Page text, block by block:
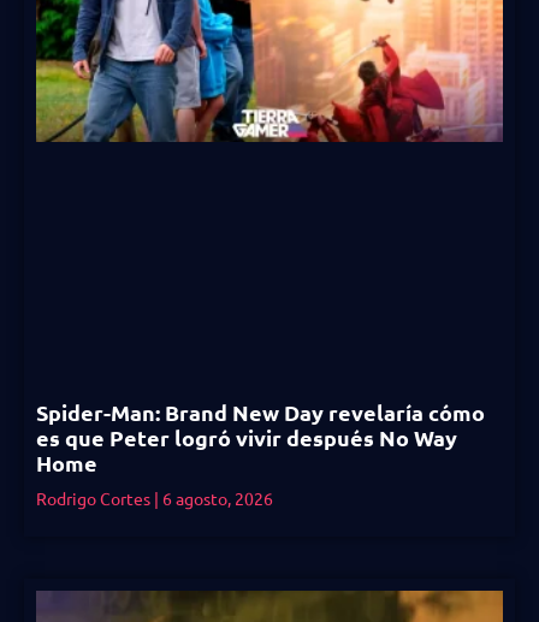
Spider-Man: Brand New Day revelaría cómo
es que Peter logró vivir después No Way
Home
Rodrigo Cortes 6 agosto, 2026